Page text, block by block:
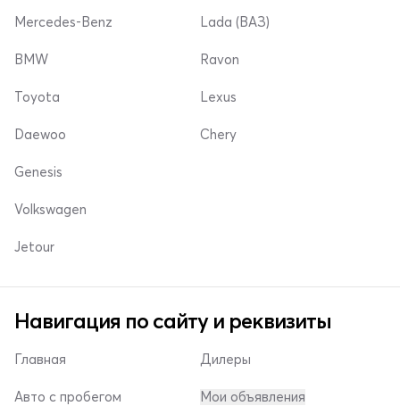
Mercedes-Benz Lada (ВАЗ)
BMW
Toyota
Daewoo
Ravon
Lexus
Chery
Genesis
Volkswagen
Jetour
Навигация по сайту и реквизиты
Главная
Авто с пробегом
Дилеры
Мои объявления